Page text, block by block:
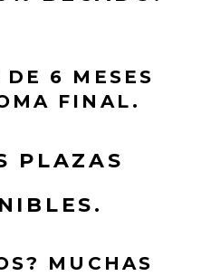
DE 6 MESES
FINAL.
PLAZAS
MUCHAS